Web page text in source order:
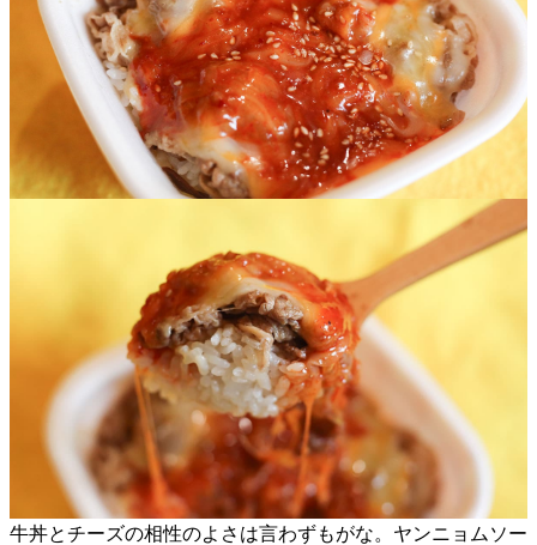
牛丼とチーズの相性のよさは言わずもがな。ヤンニョムソー